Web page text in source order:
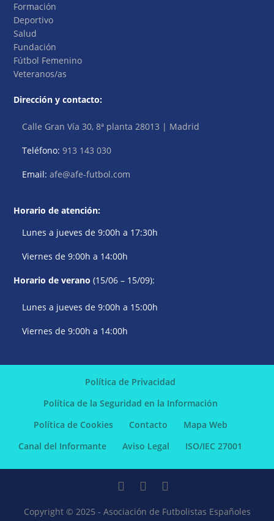
Formación
Deportivo
Salud
Fundación
Fútbol Femenino
Veteranos/as
Dirección y contacto:
Calle Gran Vía 30, 8ª planta 28013 | Madrid
Teléfono:913 143 030
Email:afe@afe-futbol.com
Horario de atención:
Lunes a jueves de 9:00h a 17:30h
Viernes de 9:00h a 14:00h
Horario de verano (15/06 – 15/09):
Lunes a jueves de 9:00h a 15:00h
Viernes de 9:00h a 14:00h
Política de Privacidad
Política de la Seguridad en la Información
Política de Cookies
Contacto
Mapa Web
Canal del Informante
Aviso Legal ISO/IEC 27001
Copyright © 2025 - Asociación de Futbolistas Españoles